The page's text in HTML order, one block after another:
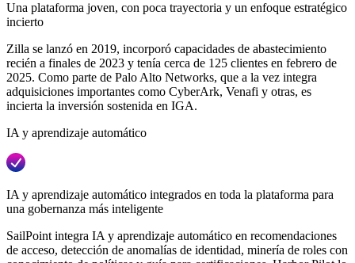
Una plataforma joven, con poca trayectoria y un enfoque estratégico
incierto
Zilla se lanzó en 2019, incorporó capacidades de abastecimiento
recién a finales de 2023 y tenía cerca de 125 clientes en febrero de
2025. Como parte de Palo Alto Networks, que a la vez integra
adquisiciones importantes como CyberArk, Venafi y otras, es
incierta la inversión sostenida en IGA.
IA y aprendizaje automático
IA y aprendizaje automático integrados en toda la plataforma para
una gobernanza más inteligente
SailPoint integra IA y aprendizaje automático en recomendaciones
de acceso, detección de anomalías de identidad, minería de roles con